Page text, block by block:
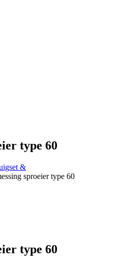
type 60
&
sproeier type 60
type 60